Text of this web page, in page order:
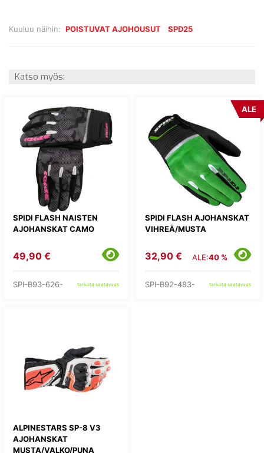
Kuuluu näihin: POISTUVAT AJOHOUSUT SPD25
Katso myös:
SPIDI FLASH NAISTEN
AJOHANSKAT CAMO
49,90 €
SPI-B93-626- tarkista saatavuus
SPIDI FLASH AJOHANSKAT
VIHREÄ/MUSTA
ALE
32,90 € ALE:40 %
SPI-B92-483- tarkista saatavuus
ALPINESTARS SP-8 V3
AJOHANSKAT
MUSTA/VALKO/PUNA